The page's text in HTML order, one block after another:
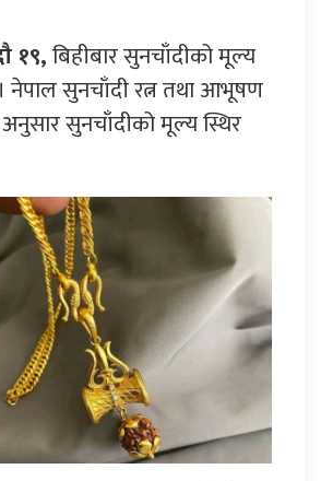
१९,बिहीबार सुनचाँदीको मूल्य
नेपाल सुनचाँदी रत्न तथा आभूषण
सुनचाँदीको मूल्य स्थिर